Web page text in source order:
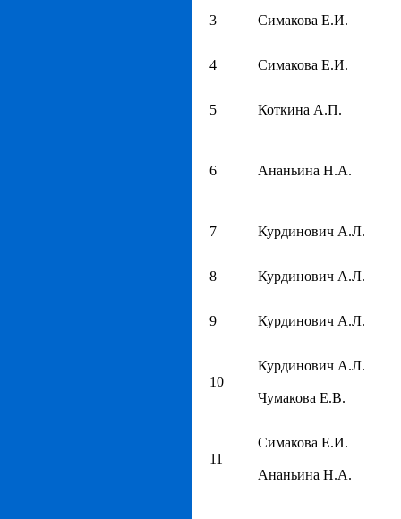
3 Симакова Е.И.
4 Симакова Е.И.
5 Коткина А.П.
6 Ананьина Н.А.
7 Курдинович А.Л.
8 Курдинович А.Л.
9 Курдинович А.Л.
10
Курдинович А.Л.
Чумакова Е.В.
11
Симакова Е.И.
Ананьина Н.А.